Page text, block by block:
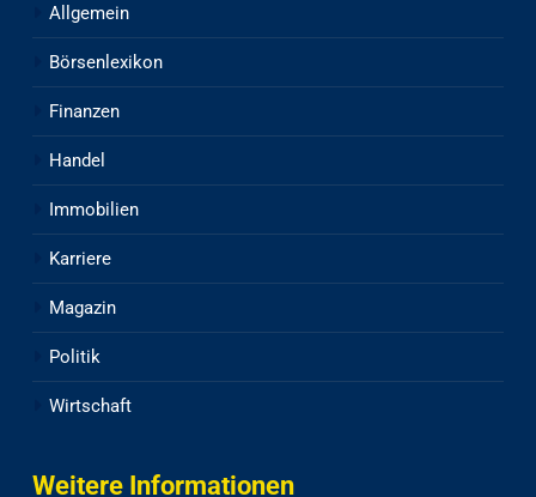
Allgemein
Börsenlexikon
Finanzen
Handel
Immobilien
Karriere
Magazin
Politik
Wirtschaft
Weitere Informationen